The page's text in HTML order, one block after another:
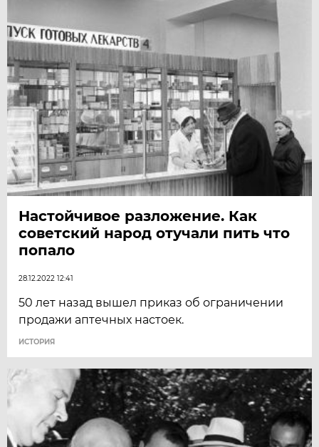
Настойчивое разложение. Как
советский народ отучали пить что
попало
28.12.2022 12:41
50 лет назад вышел приказ об ограничении
продажи аптечных настоек.
ИСТОРИЯ